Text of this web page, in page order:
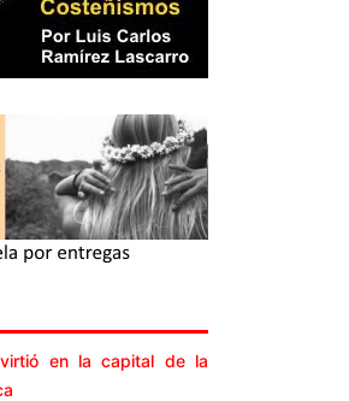
en la capital de la